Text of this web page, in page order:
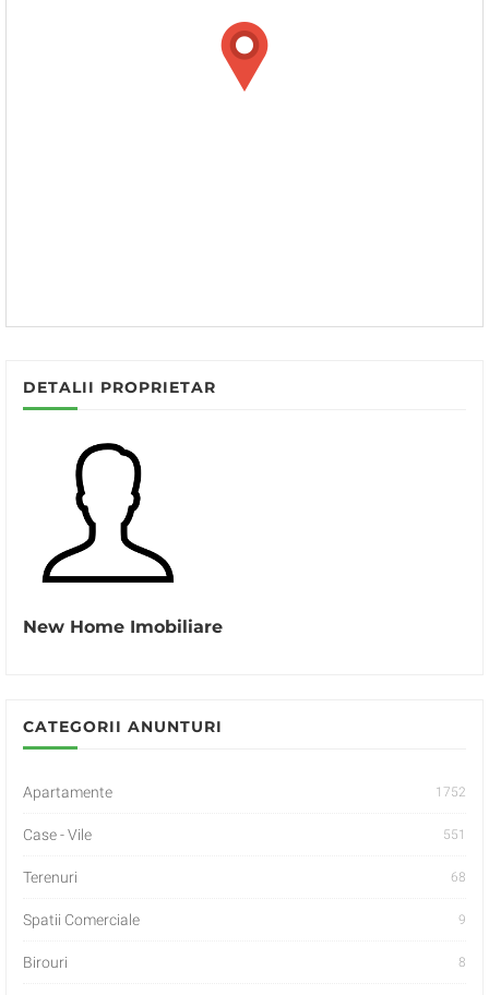
DETALII PROPRIETAR
New Home Imobiliare
CATEGORII ANUNTURI
Apartamente 1752
Case - Vile 551
Terenuri 68
Spatii Comerciale 9
Birouri 8